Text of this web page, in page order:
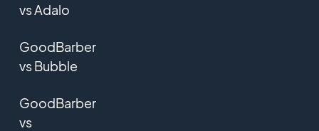
vs Adalo
GoodBarber
vs Bubble
GoodBarber
vs